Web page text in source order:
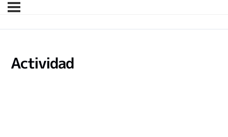
Actividad